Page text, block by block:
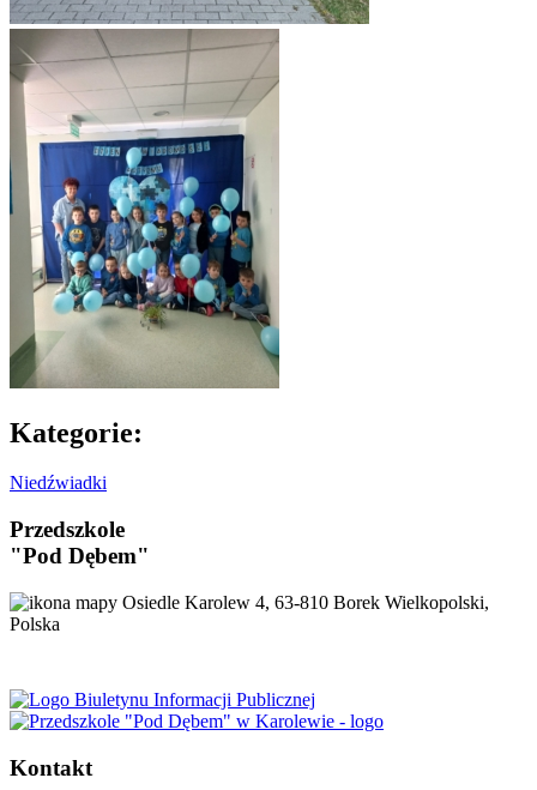
Kategorie:
Niedźwiadki
Przedszkole
"Pod Dębem"
Osiedle Karolew 4, 63-810 Borek Wielkopolski,
Polska
Kontakt